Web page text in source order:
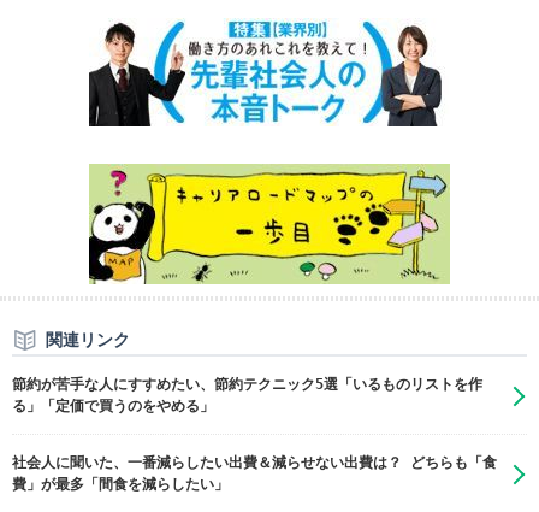
関連リンク
節約が苦手な人にすすめたい、節約テクニック5選「いるものリストを作
る」「定価で買うのをやめる」
社会人に聞いた、一番減らしたい出費＆減らせない出費は？ どちらも「食
費」が最多「間食を減らしたい」